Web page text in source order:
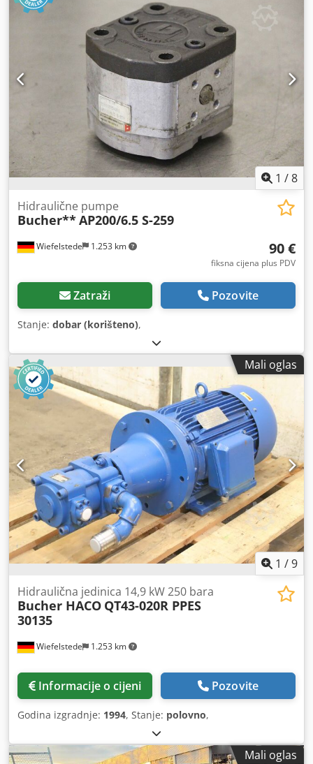
1 /8
Wiefelstede 1.253 km
Hidraulične pumpe
Bucher**AP200/6.5 S-259
90 €
fiksna cijena plus PDV
Zatraži Pozovite
Stanje: dobar (korišteno),
Mali oglas
1 /9
Wiefelstede 1.253 km
Hidraulična jedinica 14,9 kW 250 bara
Bucher HACO QT43-020R PPES
30135
Informacije o cijeni Pozovite
Godina izgradnje: 1994, Stanje: polovno,
Mali oglas